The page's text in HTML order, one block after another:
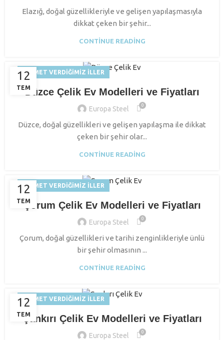
Elazığ, doğal güzellikleriyle ve gelişen yapılaşmasıyla
dikkat çeken bir şehir...
CONTINUE READING
12
TEM
HIZMET VERDIĞIMIZ İLLER
Düzce Çelik Ev Modelleri ve Fiyatları
Europa Steel 0
Düzce, doğal güzellikleri ve gelişen yapılaşma ile dikkat
çeken bir şehir olar...
CONTINUE READING
12
TEM
HIZMET VERDIĞIMIZ İLLER
Çorum Çelik Ev Modelleri ve Fiyatları
Europa Steel 0
Çorum, doğal güzellikleri ve tarihi zenginlikleriyle ünlü
bir şehir olmasının ...
CONTINUE READING
12
TEM
HIZMET VERDIĞIMIZ İLLER
Çankırı Çelik Ev Modelleri ve Fiyatları
Europa Steel 0